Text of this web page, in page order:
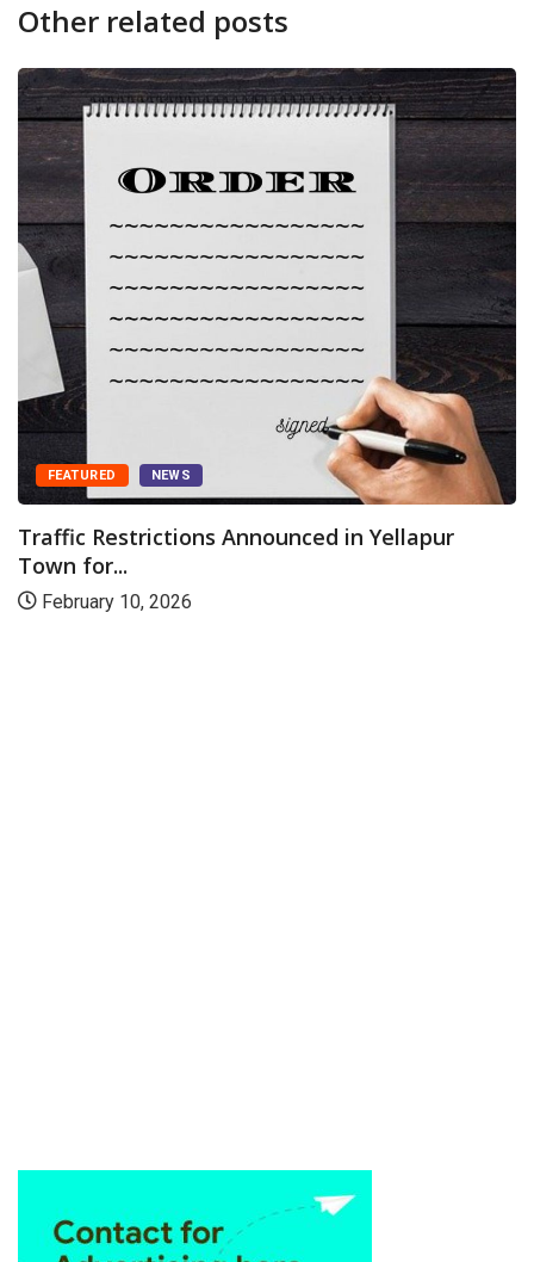
Other related posts
FEATURED NEWS
Traffic Restrictions Announced in Yellapur
Town for...
February 10, 2026